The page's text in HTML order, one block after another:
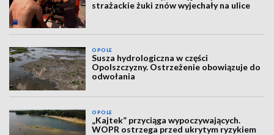
strażackie żuki znów wyjechały na ulice
OPOLE
Susza hydrologiczna w części
Opolszczyzny. Ostrzeżenie obowiązuje do
odwołania
OPOLE
„Kajtek” przyciąga wypoczywających.
WOPR ostrzega przed ukrytym ryzykiem